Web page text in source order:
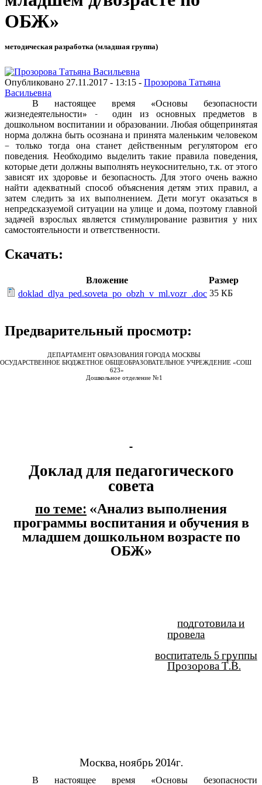
ОБЖ»
методическая разработка (младшая группа)
Опубликовано 27.11.2017 - 13:15 - Прозорова Татьяна
Васильевна
В настоящее время «Основы безопасности
жизнедеятельности» - один из основных предметов в
дошкольном воспитании и образовании. Любая общепринятая
норма должна быть осознана и принята маленьким человеком
– только тогда она станет действенным регулятором его
поведения. Необходимо выделить такие правила поведения,
которые дети должны выполнять неукоснительно, т.к. от этого
зависят их здоровье и безопасность. Для этого очень важно
найти адекватный способ объяснения детям этих правил, а
затем следить за их выполнением. Дети могут оказаться в
непредсказуемой ситуации на улице и дома, поэтому главной
задачей взрослых является стимулирование развития у них
самостоятельности и ответственности.
Скачать:
Вложение
Размер
doklad_dlya_ped.soveta_po_obzh_v_ml.vozr_.doc 35 КБ
Предварительный просмотр:
ДЕПАРТАМЕНТ ОБРАЗОВАНИЯ ГОРОДА МОСКВЫ
БЮДЖЕТНОЕ ОБЩЕОБРАЗОВАТЕЛЬНОЕ УЧРЕЖДЕНИЕ «СОШ
623»
Дошкольное отделение №1
Доклад для педагогического
совета
по теме: «Анализ выполнения
программы воспитания и обучения в
младшем дошкольном возрасте по
ОБЖ»
подготовила и
провела
воспитатель 5 группы
Прозорова Т.В.
Москва, ноябрь 2014г.
В настоящее время «Основы безопасности